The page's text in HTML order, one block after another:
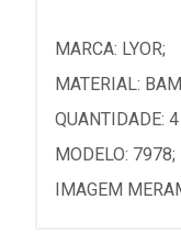
MARCA: LYOR;
MATERIAL:
QUANTIDADE:
MODELO: 7978;
IMAGEM